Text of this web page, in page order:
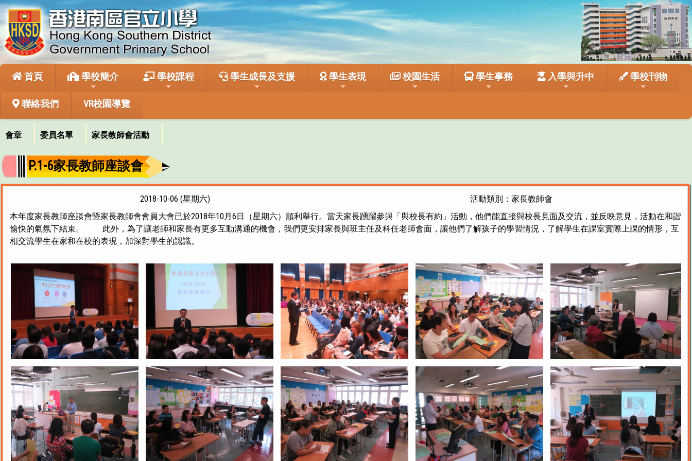
首頁 學校簡介 學校課程 學生成長及支援 學生表現 校園生活 學生事務 入學與升中 學校刊物
聯絡我們 VR校園導覽
會章 委員名單 家長教師會活動
P.1-6家長教師座談會
2018-10-06 (星期六)
活動類別：家長教師會
本年度家長教師座談會暨家長教師會會員大會已於2018年10月6日（星期六）順利舉行。當天家長踴躍參與「與校長有約」活動，他們能直接與校長見面及交流，並反映意見，活動在和諧
愉快的氣氛下結束。 此外，為了讓老師和家長有更多互動溝通的機會，我們更安排家長與班主任及科任老師會面，讓他們了解孩子的學習情況，了解學生在課室實際上課的情形，互
相交流學生在家和在校的表現，加深對學生的認識。